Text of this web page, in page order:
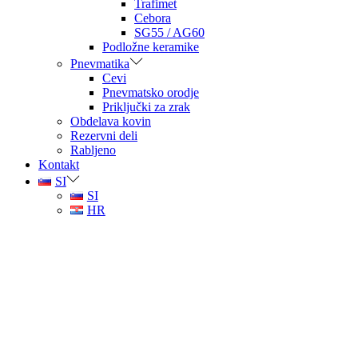
Trafimet
Cebora
SG55 / AG60
Podložne keramike
Pnevmatika
Cevi
Pnevmatsko orodje
Priključki za zrak
Obdelava kovin
Rezervni deli
Rabljeno
Kontakt
SI
SI
HR